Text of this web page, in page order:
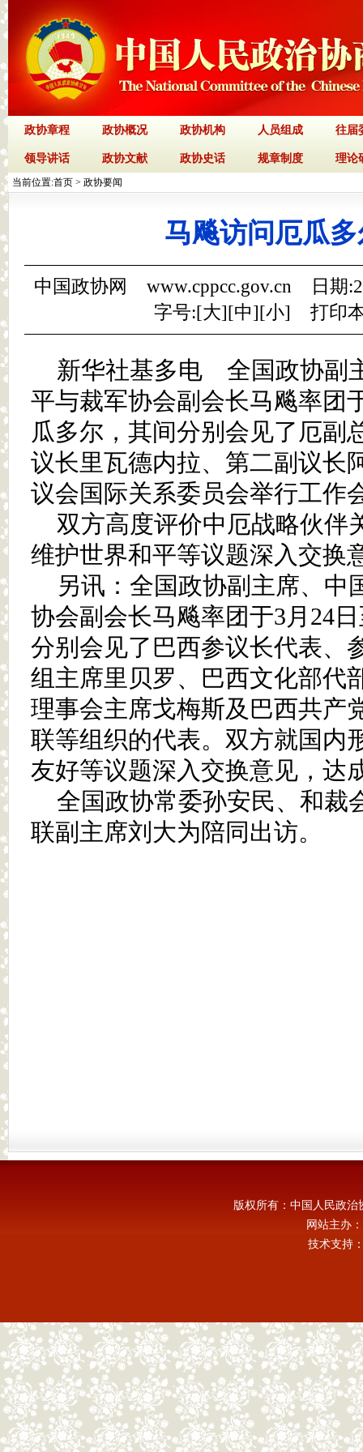
政协章程 政协概况 政协机构 人员组成 往届
领导讲话 政协文献 政协史话 规章制度 理论
当前位置:首页 > 政协要闻
马飚访问厄瓜
中国政协网 www.cppcc.gov.cn 日期
字号:[大][中][小] 打印
新华社基多电 全国政协副
平与裁军协会副会长马飚率团
瓜多尔，其间分别会见了厄副
议长里瓦德内拉、第二副议长
议会国际关系委员会举行工作
双方高度评价中厄战略伙伴
维护世界和平等议题深入交换
另讯：全国政协副主席、中
协会副会长马飚率团于3月24
分别会见了巴西参议长代表、
组主席里贝罗、巴西文化部代
理事会主席戈梅斯及巴西共产
联等组织的代表。双方就国内
友好等议题深入交换意见，达
全国政协常委孙安民、和裁
联副主席刘大为陪同出访。
版权所有：中国人民政
网站主办
技术支持